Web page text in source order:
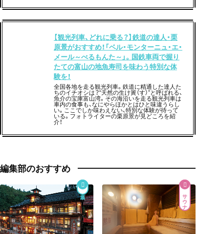
【観光列車、どれに乗る？】鉄道の達人・栗
原景がおすすめ！「ベル・モンターニュ・エ・
メール～べるもんた～」。国鉄車両で握り
たての富山の地魚寿司を味わう特別な体
験を！
全国各地を走る観光列車。鉄道に精通した達人た
ちのイチオシは？“天然の生け簀（す）”と呼ばれる、
魚介の宝庫富山湾。その海沿いを走る観光列車は
車内の食事も、なにやらほかとはひと味違うらし
い。ここでしか味わえない、特別な体験が待って
いる。フォトライターの栗原景が見どころを紹
介！
編集部のおすすめ
サウナ